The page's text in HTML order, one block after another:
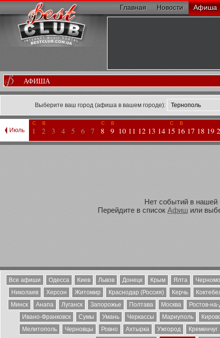
Главная Новости Афиша
АФИША
Выберите ваш город (афиша в вашем городе):
Июль
С
1
В
2 3 4 5 6 7
С
8
В
9 10 11 12 13 14
С
15
В
16 17 18 19
Нет событий в нашей
Перейдите в список Афиш или
Все афиши Одесса Киев Львов Донецк Крым Ялта
Николаев
Херсон Житомир Краснодар (Россия) Керчь
Минск
Анапа Луганск Запорожье Полтава Москва
Ростов-
Ивано-Франковск
Сумы Умань Черкассы Мариуполь
Мелитополь
Черновцы Ровно Ахтырка Ужгород
Кременчуг